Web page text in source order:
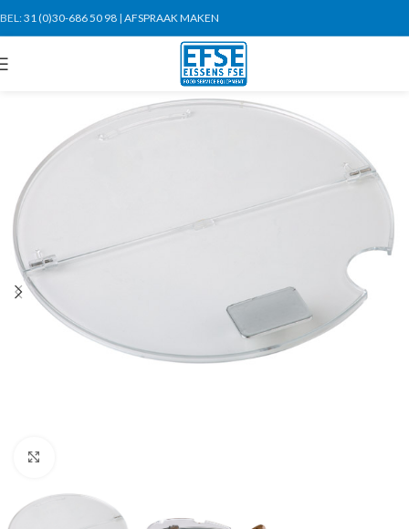
BEL:31 (0)30-686 50 98 | AFSPRAAK MAKEN